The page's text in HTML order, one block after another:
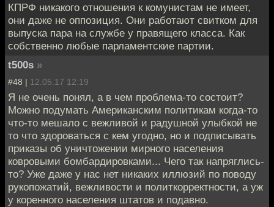
КПРФ никакого отношения к комунистам не имеет,
они даже не оппозиция. Они работают свитком для
выпуска пара на службе у правящего класса. Как
собственно любые парламентские партии.
t500s »
#48 | 12.05.17 12:19
Я не очень понял, а в чем проблема-то состоит?
Можно подумать Американским политикам когда-то
что-то мешало с вежливой и радушной улыбкой не
то что здороваться с кем угодно, но и подписывать
приказы об уничтожении мирного населения
ковровыми бомбардировками... Чего так напряглись-
то? Уже даже у нас нет никаких иллюзий по поводу
рукопожатий, вежливости и политкорректности, а уж
у коренного населения штатов и подавно.